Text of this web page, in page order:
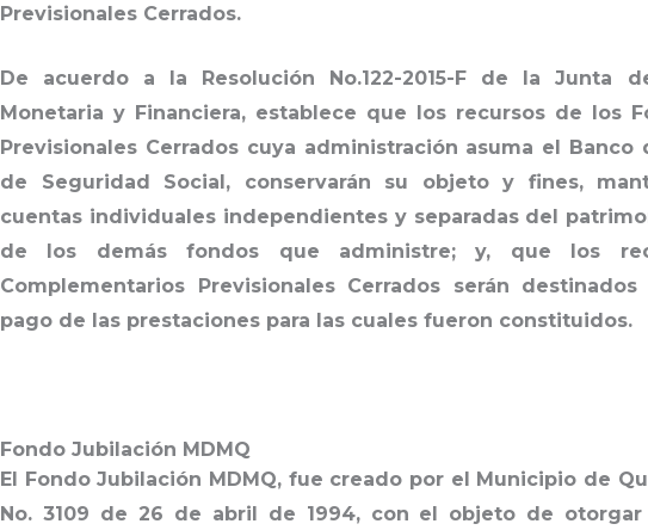
Previsionales Cerrados.
De acuerdo a la Resolución No.122-2015-F de la Junta
Monetaria y Financiera, establece que los recursos de los
Previsionales Cerrados cuya administración asuma el
de Seguridad Social, conservarán su objeto y fines,
cuentas individuales independientes y separadas del
de los demás fondos que administre; y, que los
Complementarios Previsionales Cerrados serán
pago de las prestaciones para las cuales fueron constituidos.
Fondo Jubilación MDMQ
El Fondo Jubilación MDMQ, fue creado por el Municipio de
No. 3109 de 26 de abril de 1994, con el objeto de otorgar